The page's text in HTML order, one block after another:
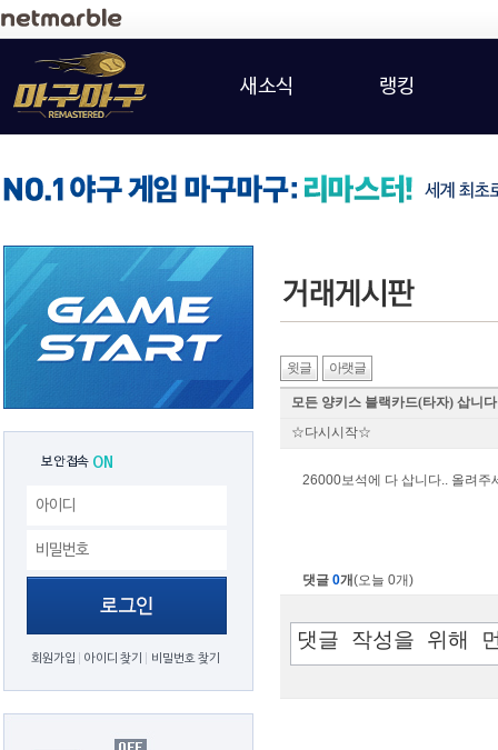
새소식 랭킹
보안접속 ON
회원가입 아이디 찾기 비밀번호 찾기
윗글 아랫글
모든 양키스 블랙카드(타자) 삽니다
☆다시시작☆
26000보석에 다 삽니다.. 올려주
댓글 0개(오늘 0개)